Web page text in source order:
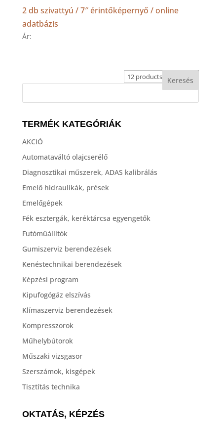
2 db szivattyú / 7″ érintőképernyő / online
adatbázis
Ár:
TERMÉK KATEGÓRIÁK
AKCIÓ
Automataváltó olajcserélő
Diagnosztikai műszerek, ADAS kalibrálás
Emelő hidraulikák, prések
Emelőgépek
Fék esztergák, keréktárcsa egyengetők
Futóműállítók
Gumiszerviz berendezések
Kenéstechnikai berendezések
Képzési program
Kipufogógáz elszívás
Klímaszerviz berendezések
Kompresszorok
Műhelybútorok
Műszaki vizsgasor
Szerszámok, kisgépek
Tisztítás technika
OKTATÁS, KÉPZÉS